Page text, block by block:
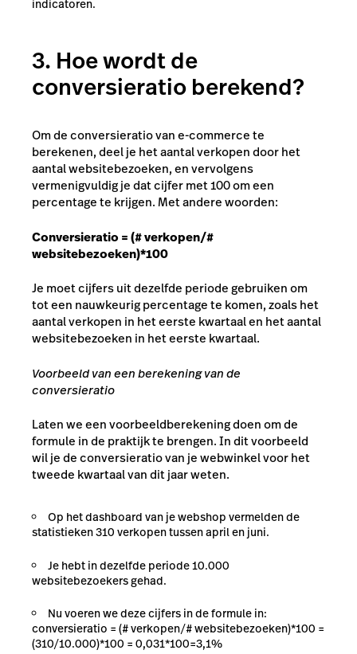
indicatoren.
3. Hoe wordt de
conversieratio berekend?
Om de conversieratio van e-commerce te
berekenen, deel je het aantal verkopen door het
aantal websitebezoeken, en vervolgens
vermenigvuldig je dat cijfer met 100 om een
percentage te krijgen. Met andere woorden:
Conversieratio = (# verkopen/#
websitebezoeken)*100
Je moet cijfers uit dezelfde periode gebruiken om
tot een nauwkeurig percentage te komen, zoals het
aantal verkopen in het eerste kwartaal en het aantal
websitebezoeken in het eerste kwartaal.
Voorbeeld van een berekening van de
conversieratio
Laten we een voorbeeldberekening doen om de
formule in de praktijk te brengen. In dit voorbeeld
wil je de conversieratio van je webwinkel voor het
tweede kwartaal van dit jaar weten.
Op het dashboard van je webshop vermelden de
statistieken 310 verkopen tussen april en juni.
Je hebt in dezelfde periode 10.000
websitebezoekers gehad.
Nu voeren we deze cijfers in de formule in:
conversieratio = (# verkopen/# websitebezoeken)*100 =
(310/10.000)*100 = 0,031*100=3,1%